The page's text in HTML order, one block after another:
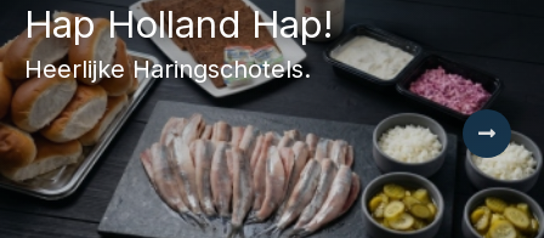
Hap Holland Hap!
Heerlijke Haringschotels.